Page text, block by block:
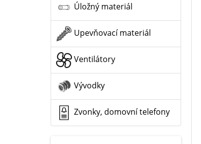
Úložný materiál
Upevňovací materiál
Ventilátory
Vývodky
Zvonky, domovní telefony